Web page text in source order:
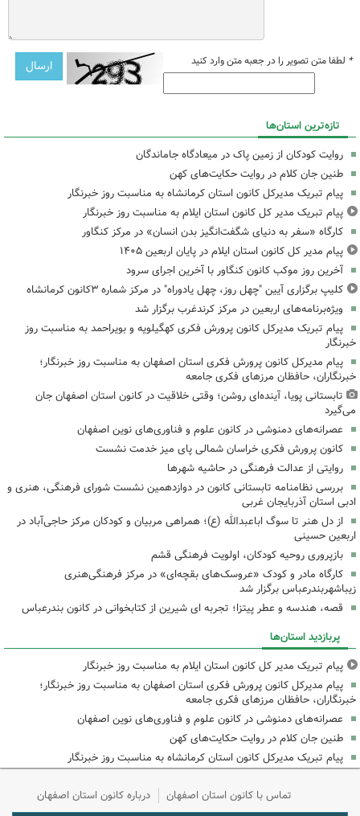
* لطفا متن تصویر را در جعبه متن وارد کنید
تازه‌ترین استان‌ها
روایت کودکان از زمین پاک در میعادگاه جاماندگان
طنین جان کلام در روایت حکایت‌های کهن
پیام تبریک مدیرکل کانون استان کرمانشاه به مناسبت روز خبرنگار
پیام تبریک مدیر کل کانون استان ایلام به مناسبت روز خبرنگار
کارگاه «سفر به دنیای شگفت‌انگیز بدن انسان» در مرکز کنگاور
پیام مدیر کل کانون استان ایلام در پایان اربعین ۱۴۰۵
آخرین روز موکب کانون کنگاور با آخرین اجرای سرود
کلیپ برگزاری آیین "چهل روز، چهل یادوراه" در مرکز شماره ۳کانون کرمانشاه
ویژه‌برنامه‌های اربعین در مرکز کرندغرب برگزار شد
پیام تبریک مدیرکل کانون پرورش فکری کهگیلویه و بویراحمد به مناسبت روز
خبرنگار
پیام مدیرکل کانون پرورش فکری استان اصفهان به مناسبت روز خبرنگار؛
خبرنگاران، حافظان مرزهای فکری جامعه
تابستانی پویا، آینده‌ای روشن؛ وقتی خلاقیت در کانون استان اصفهان جان
می‌گیرد
عصرانه‌های دمنوشی در کانون علوم و فناوری‌های نوین اصفهان
کانون پرورش فکری خراسان شمالی پای میز خدمت نشست
روایتی از عدالت فرهنگی در حاشیه شهرها
بررسی نظامنامه تابستانی کانون در دوازدهمین نشست شورای فرهنگی، هنری و
ادبی استان آذربایجان غربی
از دل هنر تا سوگ اباعبدالله (ع)؛ همراهی مربیان و کودکان مرکز حاجی‌آباد در
اربعین حسینی
بازپروری روحیه کودکان، اولویت فرهنگی قشم
کارگاه مادر و کودک «عروسک‌های بقچه‌ای» در مرکز فرهنگی‌هنری
زیباشهربندرعباس برگزار شد
قصه، هندسه و عطر پیتزا؛ تجربه ای شیرین از کتابخوانی در کانون بندرعباس
پربازدید استان‌ها
پیام تبریک مدیر کل کانون استان ایلام به مناسبت روز خبرنگار
پیام مدیرکل کانون پرورش فکری استان اصفهان به مناسبت روز خبرنگار؛
خبرنگاران، حافظان مرزهای فکری جامعه
عصرانه‌های دمنوشی در کانون علوم و فناوری‌های نوین اصفهان
طنین جان کلام در روایت حکایت‌های کهن
پیام تبریک مدیرکل کانون استان کرمانشاه به مناسبت روز خبرنگار
تماس با کانون استان اصفهان درباره کانون استان اصفهان